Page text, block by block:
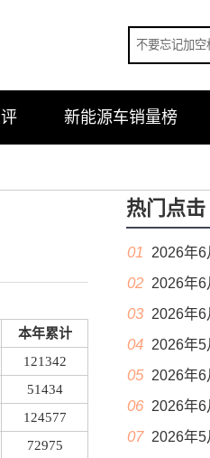
新能源车销量榜
本年累计
121342
51434
124577
72975
热门点击
01 2026年6月
02 2026年6月
03 2026年6月
04 2026年5月
05 2026年6
06 2026年6月
07 2026年5月